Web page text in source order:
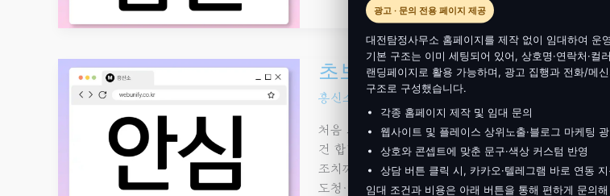
초보를 위한 대전흥신소 이용
흥신소 / 글쓴이 admin
처음 의뢰를 고민하는 순간 가장 큰 질문은 단순합니
건 합법성, 보안, 보고서 품질, 비용 투명성입니다.
조치까지 전 과정을 한 번에 이해하도록 만든 실전 가
도청·해킹·무단 위치추적·주거침입·스파이앱 설치 등
초보를
대전흥신소
이용법
｜
상담
→
광고 · 문의 전용 페이지 제공
대전탐정사무소 홈페이지를 제작 없이 임대하여 운
기본 구조는 이미 세팅되어 있어, 상호명·연락처·컬
랜딩페이지로 활용 가능하며, 광고 집행과 전화/메
구조로 구성했습니다.
각종 홈페이지 제작 및 임대 문의
웹사이트 및 플레이스 상위노출·블로그 마케팅
상호와 콘셉트에 맞춘 문구·색상 커스텀 반영
상담 버튼 클릭 시, 카카오·텔레그램 바로 연동 지
임대 조건과 비용은 아래 버튼을 통해 편하게 문의해